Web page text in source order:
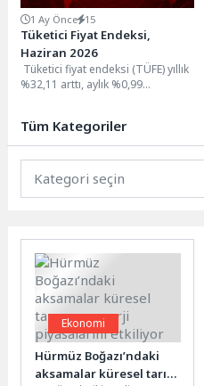
1 Ay Önce 15
Tüketici Fiyat Endeksi,
Haziran 2026
Tüketici fiyat endeksi (TÜFE) yıllık
%32,11 arttı, aylık %0,99
Tüm Kategoriler
Ekonomi
Hürmüz Boğazı’ndaki
aksamalar küresel tarım